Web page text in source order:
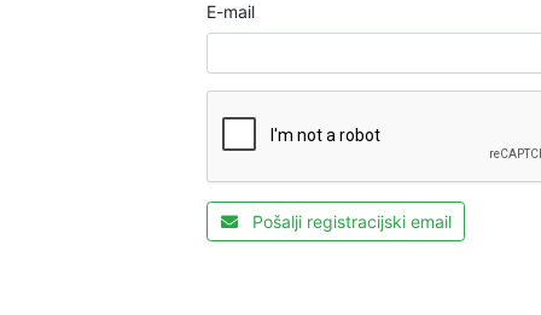
E-mail
Pošalji registracijski email